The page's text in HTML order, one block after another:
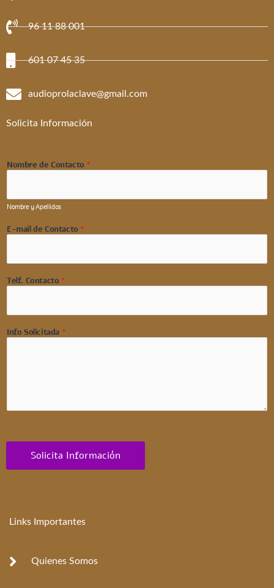
96 11 88 001
601 07 45 35
audioprolaclave@gmail.com
Solicita Información
Nombre de Contacto *
Nombre y Apellidos
E-mail de Contacto *
Telf. Contacto *
Info Solicitada *
Solicita Información
Links Importantes
Quienes Somos